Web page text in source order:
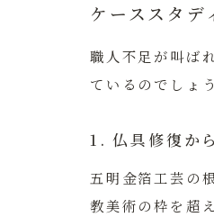
ケーススタ
職人不足が叫ば
ているのでしょ
1. 仏具修復か
五明金箔工芸の
教美術の枠を超